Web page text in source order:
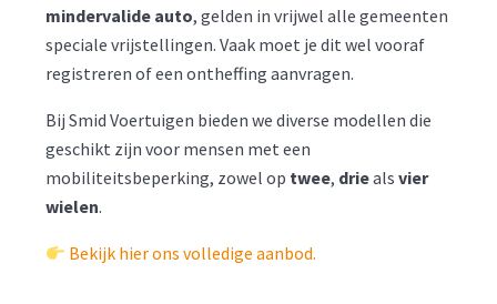
mindervalide auto, gelden in vrijwel alle gemeenten
speciale vrijstellingen. Vaak moet je dit wel vooraf
registreren of een ontheffing aanvragen.
Bij Smid Voertuigen bieden we diverse modellen die
geschikt zijn voor mensen met een
mobiliteitsbeperking, zowel op twee, drieals vier
wielen.
Bekijk hier ons volledige aanbod.